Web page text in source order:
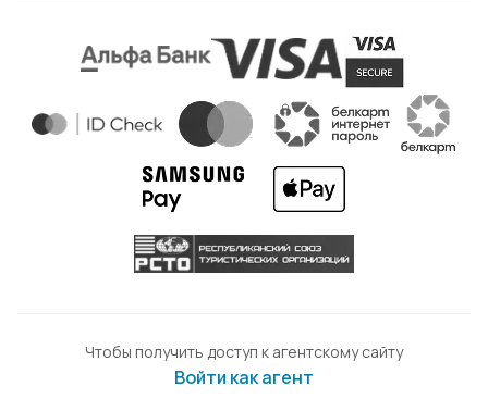
Чтобы получить доступ к агентскому сайту
Войти как агент